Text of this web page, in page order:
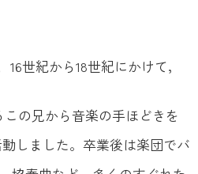
世紀から18世紀にかけて，
の兄から音楽の手ほどきを
しました。卒業後は楽団でバ